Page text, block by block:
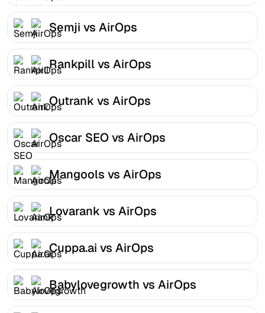
Semji vs AirOps
Rankpill vs AirOps
Outrank vs AirOps
Oscar SEO vs AirOps
Mangools vs AirOps
Lovarank vs AirOps
Cuppa.ai vs AirOps
Babylovegrowth vs AirOps